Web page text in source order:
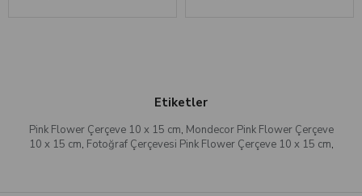
Etiketler
Pink Flower Çerçeve 10 x 15 cm, Mondecor Pink Flower Çerçeve
10 x 15 cm, Fotoğraf Çerçevesi Pink Flower Çerçeve 10 x 15 cm,